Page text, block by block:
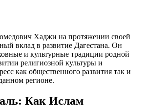
Хаджи на протяжении своей
вклад в развитие Дагестана. Он
и культурные традиции родной
религиозной культуры и
как общественного развития так и
регионе.
Как Ислам